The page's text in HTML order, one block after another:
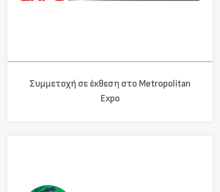
Συμμετοχή σε έκθεση στο Metropolitan
Expo